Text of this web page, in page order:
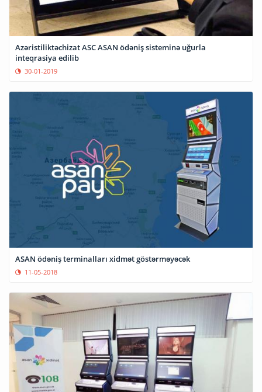
Azəristiliktəchizat ASC ASAN ödəniş sisteminə uğurla
inteqrasiya edilib
30-01-2019
ASAN ödəniş terminalları xidmət göstərməyəcək
11-05-2018